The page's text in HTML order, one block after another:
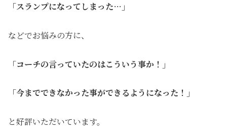
「スランプになってしまった…」
などでお悩みの方に、
「コーチの言っていたのはこういう事か！」
「今までできなかった事ができるようになった！」
と好評いただいています。